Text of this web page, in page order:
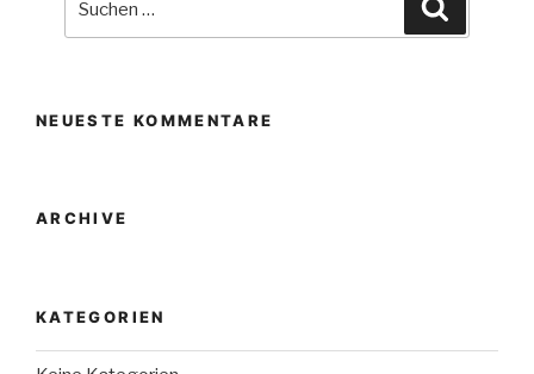
NEUESTE KOMMENTARE
ARCHIVE
KATEGORIEN